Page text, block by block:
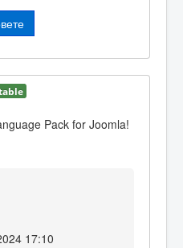
Pack for Joomla!
17:10